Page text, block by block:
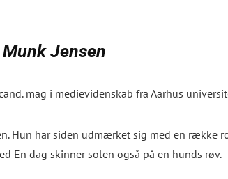
Jensen
mag i medievidenskab fra Aarhus
Hun har siden udmærket sig med en række
En dag skinner solen også på en hunds røv.